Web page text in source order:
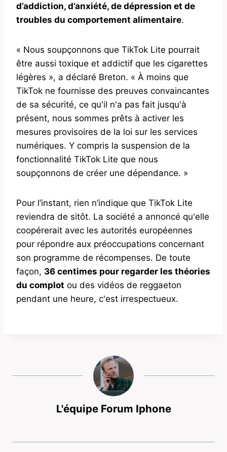
d’addiction, d’anxiété, de dépression et de
troubles du comportement alimentaire.
« Nous soupçonnons que TikTok Lite pourrait
être aussi toxique et addictif que les cigarettes
légères », a déclaré Breton. « À moins que
TikTok ne fournisse des preuves convaincantes
de sa sécurité, ce qu'il n'a pas fait jusqu'à
présent, nous sommes prêts à activer les
mesures provisoires de la loi sur les services
numériques. Y compris la suspension de la
fonctionnalité TikTok Lite que nous
soupçonnons de créer une dépendance. »
Pour l’instant, rien n’indique que TikTok Lite
reviendra de sitôt. La société a annoncé qu'elle
coopérerait avec les autorités européennes
pour répondre aux préoccupations concernant
son programme de récompenses. De toute
façon, 36 centimes pour regarder les théories
du complot ou des vidéos de reggaeton
pendant une heure, c'est irrespectueux.
L'équipe Forum Iphone